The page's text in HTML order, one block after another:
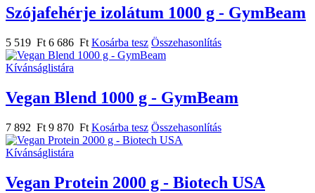
Szójafehérje izolátum 1000 g - GymBeam
5 519 Ft 6 686 Ft Kosárba tesz Összehasonlítás
Kívánságlistára
Vegan Blend 1000 g - GymBeam
7 892 Ft 9 870 Ft Kosárba tesz Összehasonlítás
Kívánságlistára
Vegan Protein 2000 g - Biotech USA